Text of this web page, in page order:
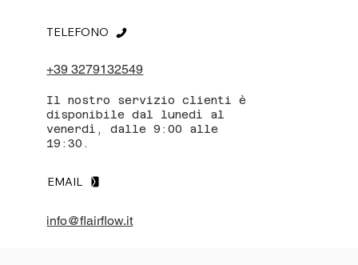
+39 3279132549
TELEFONO
Il nostro servizio clienti è
disponibile dal lunedì al
venerdì, dalle 9:00 alle
19:30.
EMAIL
info@flairflow.it